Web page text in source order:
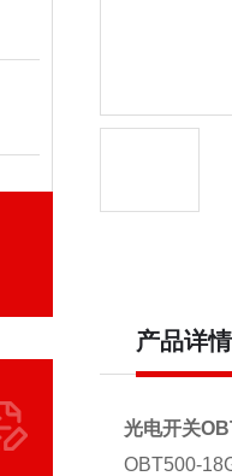
产品详情
光电开关
OBT500-